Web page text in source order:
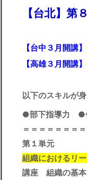
【台北】第
【台中３月開講
【高雄３月開講
以下のスキルが身
●部下指導力 ●
＝＝＝＝＝＝＝
第１単元
組織におけるリ
講座 組織の基本